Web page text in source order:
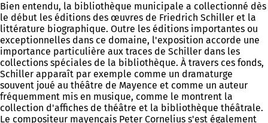
Bien entendu, la bibliothèque municipale a collectionné dès
le début les éditions des œuvres de Friedrich Schiller et la
littérature biographique. Outre les éditions importantes ou
exceptionnelles dans ce domaine, l'exposition accorde une
importance particulière aux traces de Schiller dans les
collections spéciales de la bibliothèque. À travers ces fonds,
Schiller apparaît par exemple comme un dramaturge
souvent joué au théâtre de Mayence et comme un auteur
fréquemment mis en musique, comme le montrent la
collection d'affiches de théâtre et la bibliothèque théâtrale.
Le compositeur mayençais Peter Cornelius s'est également